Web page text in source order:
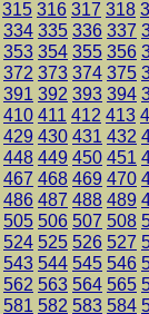
315 316 317 318
334 335 336 337
353 354 355 356
372 373 374 375
391 392 393 394
410 411 412 413
429 430 431 432
448 449 450 451
467 468 469 470
486 487 488 489
505 506 507 508
524 525 526 527
543 544 545 546
562 563 564 565
581 582 583 584